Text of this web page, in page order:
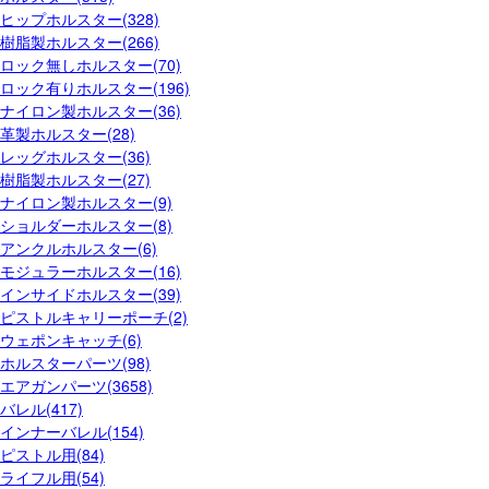
ヒップホルスター(328)
樹脂製ホルスター(266)
ロック無しホルスター(70)
ロック有りホルスター(196)
ナイロン製ホルスター(36)
革製ホルスター(28)
レッグホルスター(36)
樹脂製ホルスター(27)
ナイロン製ホルスター(9)
ショルダーホルスター(8)
アンクルホルスター(6)
モジュラーホルスター(16)
インサイドホルスター(39)
ピストルキャリーポーチ(2)
ウェポンキャッチ(6)
ホルスターパーツ(98)
エアガンパーツ(3658)
バレル(417)
インナーバレル(154)
ピストル用(84)
ライフル用(54)